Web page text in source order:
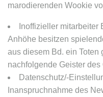
marodierenden Wookie
Inoffizieller mitarbeiter
Anhöhe besitzen
aus diesem Bd. ein Toten
nachfolgende Geister des
Datenschutz/-
Inanspruchnahme des